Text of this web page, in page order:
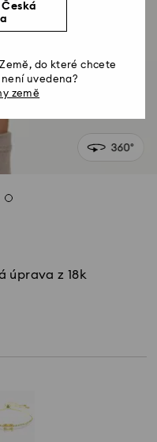
úprava z 18k
do které chcete
uvedena?
země